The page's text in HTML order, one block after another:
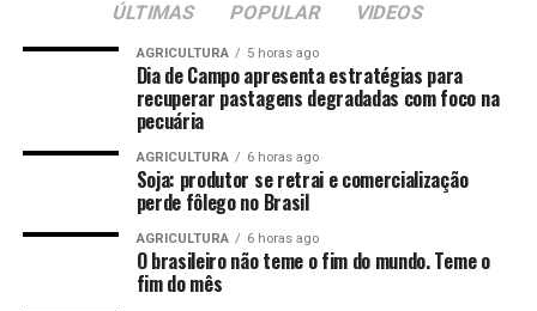
preocupante, com dificuldades de regulação para o
Hospital Regional, com uma sobrecarga muito grande”,
relatou o deputado.
“O prefeito Roberto Dorner, com o vice Paulinho Abreu
[Republicanos], tiveram essa preocupação, então vamos
botar a mão na ferida e melhorar a Saúde de Sinop. A
Saúde vem avançando e fazendo parceria com
deputados. Das minhas emendas, no ano passado,
viabilizamos R$ 1,65 milhão”, complementou.
ÚLTIMAS POPULAR VIDEOS
AGRICULTURA 5 horas ago
Dia de Campo apresenta estratégias para
recuperar pastagens degradadas com foco na
pecuária
AGRICULTURA 6 horas ago
Soja: produtor se retrai e comercialização
perde fôlego no Brasil
AGRICULTURA 6 horas ago
O brasileiro não teme o fim do mundo. Teme o
fim do mês